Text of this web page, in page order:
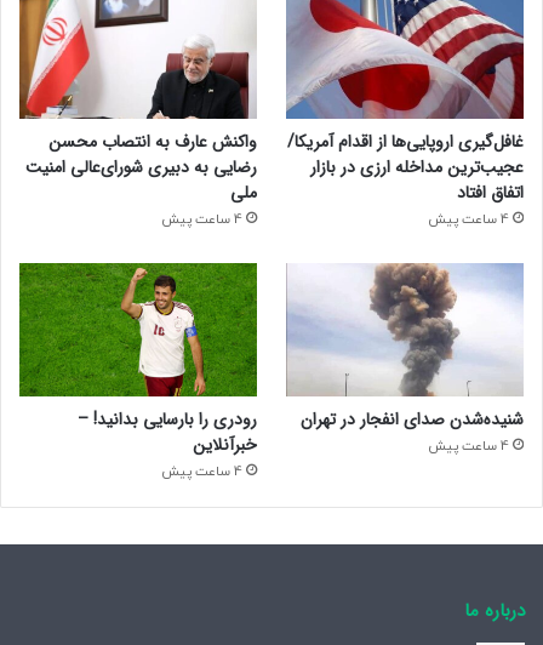
غافل‌گیری اروپایی‌ها از اقدام آمریکا/
عجیب‌ترین مداخله ارزی در بازار
اتفاق افتاد
4 ساعت پیش
واکنش عارف به انتصاب محسن
رضایی به دبیری شورای‌عالی امنیت
ملی
4 ساعت پیش
شنیده‌شدن صدای انفجار در تهران
4 ساعت پیش
رودری را بارسایی بدانید! –
خبرآنلاین
4 ساعت پیش
درباره ما